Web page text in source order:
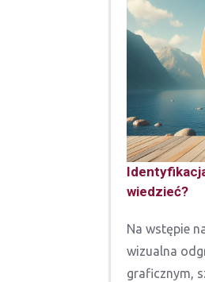
wiedzieć?
Na wstępie
wizualna
graficznym,